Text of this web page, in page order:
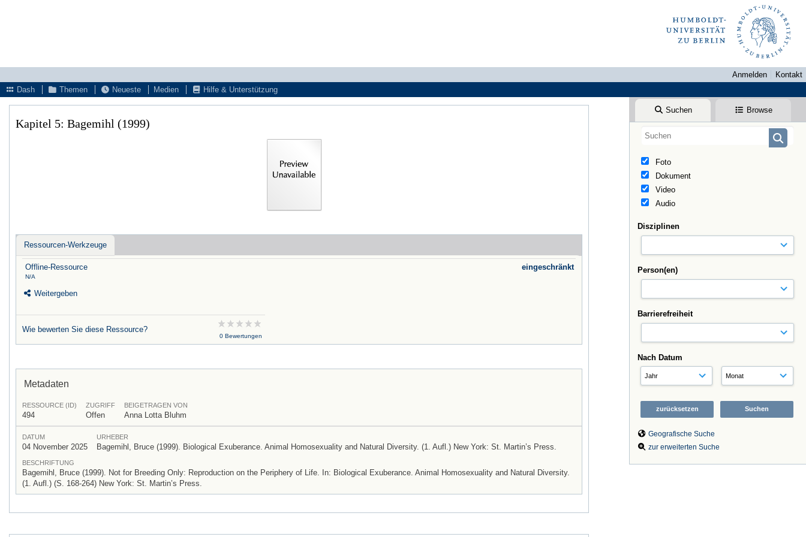
Anmelden
Kontakt
Dash
Themen Neueste Medien Hilfe & Unterstützung
Suchen Browse
Foto
Dokument
Video
Audio
Disziplinen
Person(en)
Barrierefreiheit
Nach Datum
Geografische Suche
zur erweiterten Suche
Kapitel 5: Bagemihl (1999)
Ressourcen-Werkzeuge
Offline-Ressource
N/A
eingeschränkt
Weitergeben
Wie bewerten Sie diese Ressource?
0 Bewertungen
Metadaten
RESSOURCE (ID)
494
ZUGRIFF
Offen
BEIGETRAGEN VON
Anna Lotta Bluhm
DATUM
04 November 2025
URHEBER
Bagemihl, Bruce (1999). Biological Exuberance. Animal Homosexuality and Natural Diversity. (1. Aufl.) New York: St. Martin’s Press.
BESCHRIFTUNG
Bagemihl, Bruce (1999). Not for Breeding Only: Reproduction on the Periphery of Life. In: Biological Exuberance. Animal Homosexuality and Natural Diversity.
(1. Aufl.) (S. 168-264) New York: St. Martin’s Press.